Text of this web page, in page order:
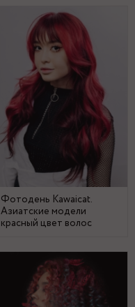
Фотодень Kawaicat.
Азиатские модели
красный цвет волос